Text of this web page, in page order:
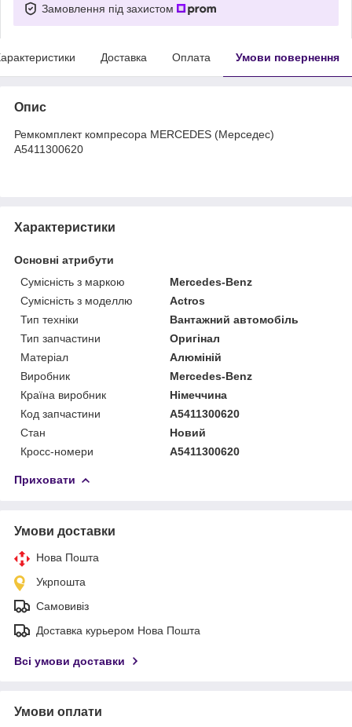
Замовлення під захистом
Доставка Оплата Умови повернення
Опис
Ремкомплект компресора MERCEDES (Мерседес)
A5411300620
Характеристики
Основні атрибути
Сумісність з маркою
Mercedes-Benz
Сумісність з моделлю
Actros
Тип техніки
Вантажний автомобіль
Тип запчастини
Оригінал
Матеріал
Алюміній
Виробник
Mercedes-Benz
Країна виробник
Німеччина
Код запчастини
A5411300620
Стан
Новий
Кросс-номери
A5411300620
Приховати
Умови доставки
Нова Пошта
Укрпошта
Самовивіз
Доставка курьером Нова Пошта
Всі умови доставки
Умови оплати